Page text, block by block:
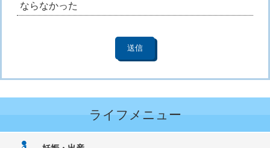
ならなかった
ライフメニュー